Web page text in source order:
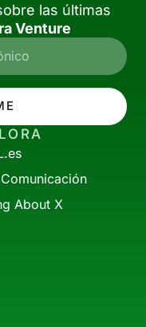
las últimas
Venture
About X